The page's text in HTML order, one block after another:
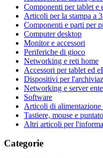
Componenti per tablet e
Articoli per la stampa a
Componenti e parti per
Computer desktop
Monitor e accessori
Periferiche di gioco
Networking e reti home
Accessori per tablet ed
Dispositivi per
Networking e server
Software
Articoli di
Tastiere, mouse e
Altri articoli per
Categorie